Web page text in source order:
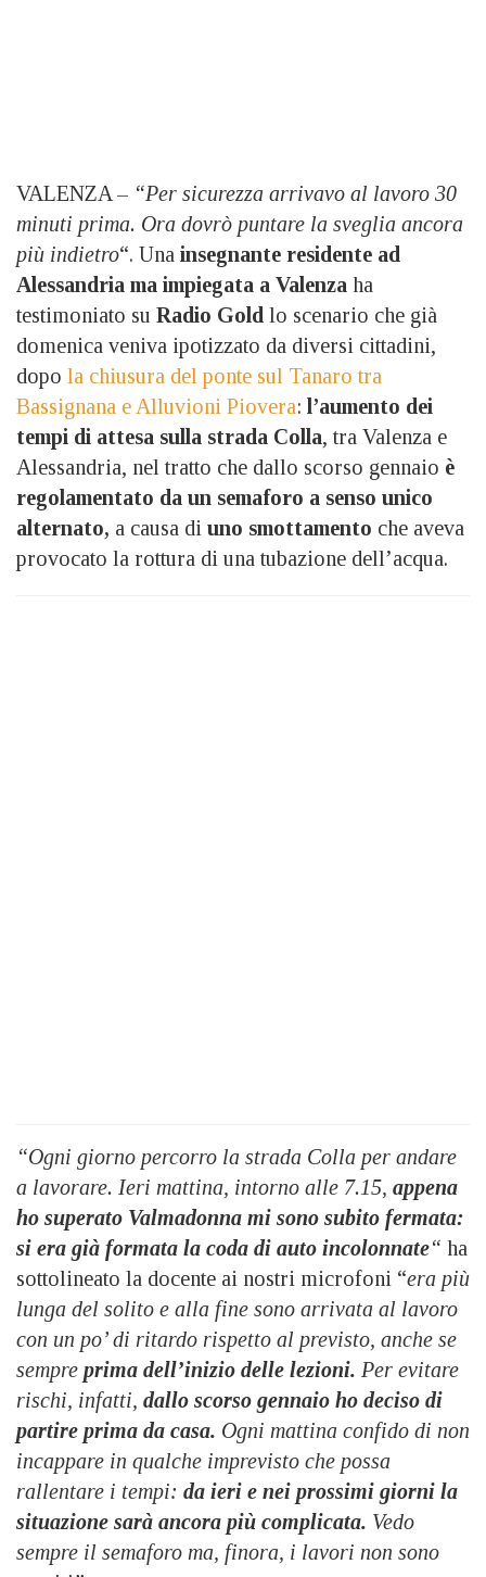
VALENZA – “Per sicurezza arrivavo al lavoro 30
minuti prima. Ora dovrò puntare la sveglia ancora
più indietro“. Una insegnante residente ad
Alessandria ma impiegata a Valenza ha
testimoniato su Radio Gold lo scenario che già
domenica veniva ipotizzato da diversi cittadini,
dopo la chiusura del ponte sul Tanaro tra
Bassignana e Alluvioni Piovera: l’aumento dei
tempi di attesa sulla strada Colla, tra Valenza e
Alessandria, nel tratto che dallo scorso gennaio è
regolamentato da un semaforo a senso unico
alternato, a causa di uno smottamento che aveva
provocato la rottura di una tubazione dell’acqua.
“Ogni giorno percorro la strada Colla per andare
a lavorare. Ieri mattina, intorno alle 7.15, appena
ho superato Valmadonna mi sono subito fermata:
si era già formata la coda di auto incolonnate“ ha
sottolineato la docente ai nostri microfoni “era più
lunga del solito e alla fine sono arrivata al lavoro
con un po’ di ritardo rispetto al previsto, anche se
sempre prima dell’inizio delle lezioni. Per evitare
rischi, infatti, dallo scorso gennaio ho deciso di
partire prima da casa. Ogni mattina confido di non
incappare in qualche imprevisto che possa
rallentare i tempi: da ieri e nei prossimi giorni la
situazione sarà ancora più complicata. Vedo
sempre il semaforo ma, finora, i lavori non sono